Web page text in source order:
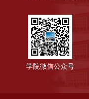
学院微信公众号